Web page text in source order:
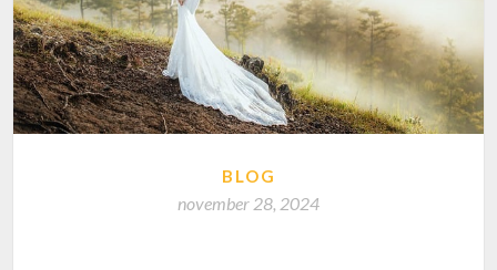
BLOG
november 28, 2024